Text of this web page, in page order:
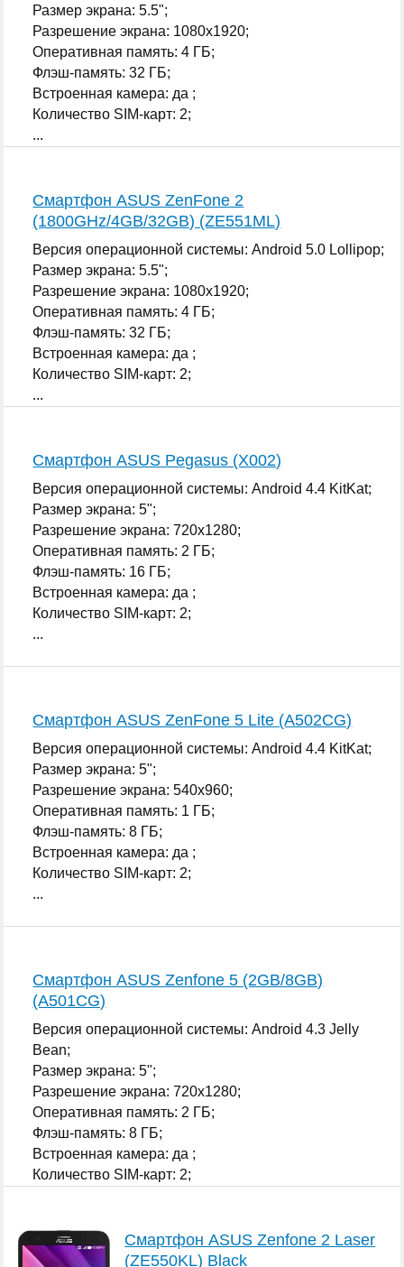
Размер экрана: 5.5";
Разрешение экрана: 1080x1920;
Оперативная память: 4 ГБ;
Флэш-память: 32 ГБ;
Встроенная камера: да ;
Количество SIM-карт: 2;
...
Смартфон ASUS ZenFone 2
(1800GHz/4GB/32GB) (ZE551ML)
Версия операционной системы: Android 5.0 Lollipop;
Размер экрана: 5.5";
Разрешение экрана: 1080x1920;
Оперативная память: 4 ГБ;
Флэш-память: 32 ГБ;
Встроенная камера: да ;
Количество SIM-карт: 2;
...
Смартфон ASUS Pegasus (X002)
Версия операционной системы: Android 4.4 KitKat;
Размер экрана: 5";
Разрешение экрана: 720x1280;
Оперативная память: 2 ГБ;
Флэш-память: 16 ГБ;
Встроенная камера: да ;
Количество SIM-карт: 2;
...
Смартфон ASUS ZenFone 5 Lite (A502CG)
Версия операционной системы: Android 4.4 KitKat;
Размер экрана: 5";
Разрешение экрана: 540x960;
Оперативная память: 1 ГБ;
Флэш-память: 8 ГБ;
Встроенная камера: да ;
Количество SIM-карт: 2;
...
Смартфон ASUS Zenfone 5 (2GB/8GB)
(A501CG)
Версия операционной системы: Android 4.3 Jelly
Bean;
Размер экрана: 5";
Разрешение экрана: 720x1280;
Оперативная память: 2 ГБ;
Флэш-память: 8 ГБ;
Встроенная камера: да ;
Количество SIM-карт: 2;
Смартфон ASUS Zenfone 2 Laser
(ZE550KL) Black